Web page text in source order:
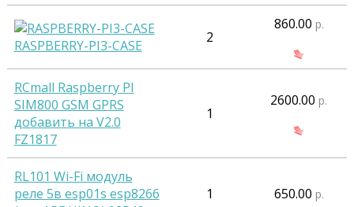
RASPBERRY-PI3-CASE 2
860.00 р.
RCmall Raspberry PI
SIM800 GSM GPRS
добавить на V2.0
FZ1817
1
2600.00 р.
RL101 Wi-Fi модуль
реле 5в esp01s esp8266
1 650.00 р.